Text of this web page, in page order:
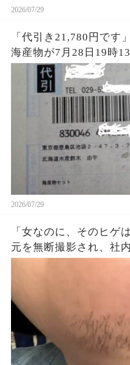
2026/07/29
「代引き21,780円です
海産物が7月28日19時
すると、数分後に知ら
2026/07/29
「女なのに、そのヒゲ
元を無断撮影され、社
文字→私が保存した画